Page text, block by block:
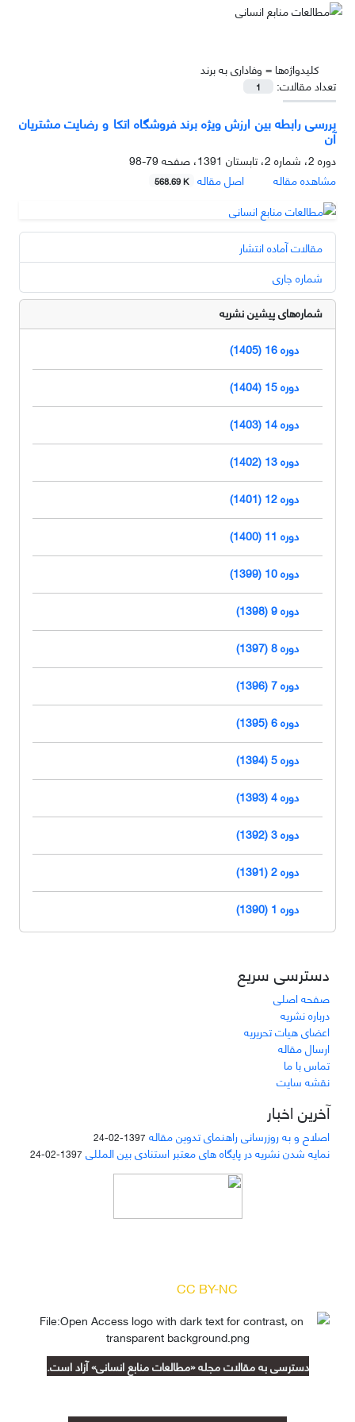
کلیدواژه‌ها = وفاداری به برند
تعداد مقالات:
1
بررسی رابطه بین ارزش ویژه برند فروشگاه اتکا و رضایت مشتریان
آن
دوره 2، شماره 2، تابستان 1391، صفحه
79-98
مشاهده مقاله
اصل مقاله 568.69 K
مقالات آماده انتشار
شماره جاری
شماره‌های پیشین نشریه
دوره 16 (1405)
دوره 15 (1404)
دوره 14 (1403)
دوره 13 (1402)
دوره 12 (1401)
دوره 11 (1400)
دوره 10 (1399)
دوره 9 (1398)
دوره 8 (1397)
دوره 7 (1396)
دوره 6 (1395)
دوره 5 (1394)
دوره 4 (1393)
دوره 3 (1392)
دوره 2 (1391)
دوره 1 (1390)
دسترسی سریع
صفحه اصلی
درباره نشریه
اعضای هیات تحریریه
ارسال مقاله
تماس با ما
نقشه سایت
آخرین اخبار
اصلاح و به روزرسانی راهنمای تدوین مقاله 1397-02-24
نمایه شدن نشریه در پایگاه های معتبر استنادی بین المللی 1397-02-24
CC BY-NC
دسترسی به مقالات مجله «مطالعات منابع انسانی» آزاد است.